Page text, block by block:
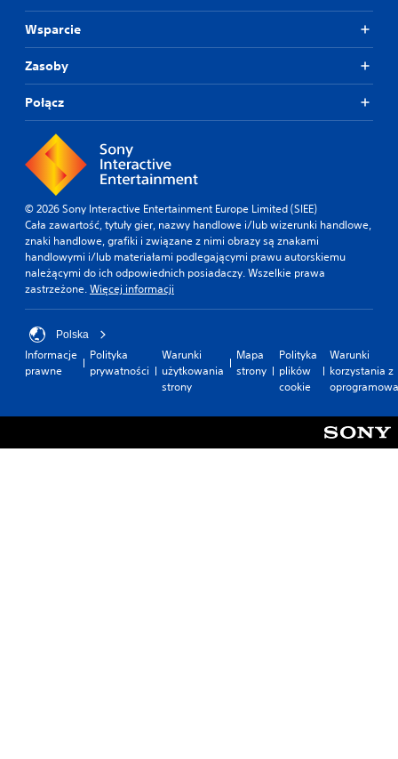
Wsparcie
Zasoby
Połącz
© 2026 Sony Interactive Entertainment Europe Limited (SIEE)
Cała zawartość, tytuły gier, nazwy handlowe i/lub wizerunki handlowe,
znaki handlowe, grafiki i związane z nimi obrazy są znakami
handlowymi i/lub materiałami podlegającymi prawu autorskiemu
należącymi do ich odpowiednich posiadaczy. Wszelkie prawa
zastrzeżone.Więcej informacji
Polska
Informacje
prawne
Polityka
prywatności
Warunki
użytkowania
strony
Mapa
strony
Polityka
plików
cookie
Warunki
korzystania z